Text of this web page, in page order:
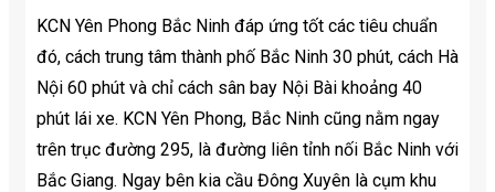
KCN Yên Phong Bắc Ninh đáp ứng tốt các tiêu chuẩn
đó, cách trung tâm thành phố Bắc Ninh 30 phút, cách Hà
Nội 60 phút và chỉ cách sân bay Nội Bài khoảng 40
phút lái xe. KCN Yên Phong, Bắc Ninh cũng nằm ngay
trên trục đường 295, là đường liên tỉnh nối Bắc Ninh với
Bắc Giang. Ngay bên kia cầu Đông Xuyên là cụm khu